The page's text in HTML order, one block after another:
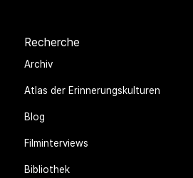
Recherche
Archiv
Atlas der Erinnerungskulturen
Blog
Filminterviews
Bibliothek